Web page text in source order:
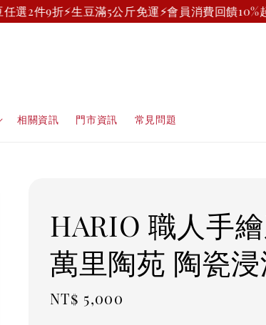
件9折⚡生豆滿5公斤免運⚡會員消費回饋10%起(部
相關資訊 門市資訊 常見問題
HARIO 職人手
萬里陶苑 陶瓷
Regular
NT$ 5,000